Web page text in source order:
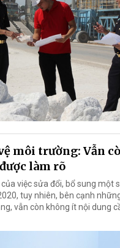
môi trường: Vẫn
làm rõ
việc sửa đổi, bổ sung một
tuy nhiên, bên cạnh
vẫn còn không ít nội dung